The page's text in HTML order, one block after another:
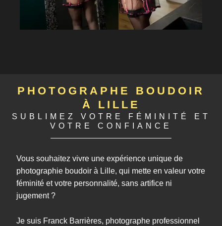
PHOTOGRAPHE BOUDOIR
À LILLE
SUBLIMEZ VOTRE FÉMINITÉ ET
VOTRE CONFIANCE
Vous souhaitez vivre une expérience unique de
photographie boudoir à Lille, qui mette en valeur votre
féminité et votre personnalité, sans artifice ni
jugement ?
Je suis Franck Barrières, photographe professionnel